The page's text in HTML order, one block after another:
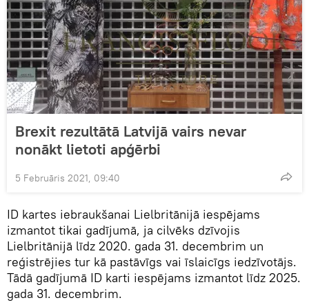
Brexit rezultātā Latvijā vairs nevar
nonākt lietoti apģērbi
5 Februāris 2021, 09:40
ID kartes iebraukšanai Lielbritānijā iespējams
izmantot tikai gadījumā, ja cilvēks dzīvojis
Lielbritānijā līdz 2020. gada 31. decembrim un
reģistrējies tur kā pastāvīgs vai īslaicīgs iedzīvotājs.
Tādā gadījumā ID karti iespējams izmantot līdz 2025.
gada 31. decembrim.